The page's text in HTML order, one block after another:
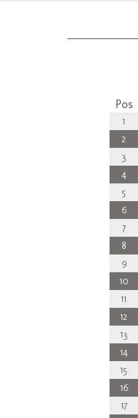
Pos
1
2
3
4
5
6
7
8
9
10
11
12
13
14
15
16
17